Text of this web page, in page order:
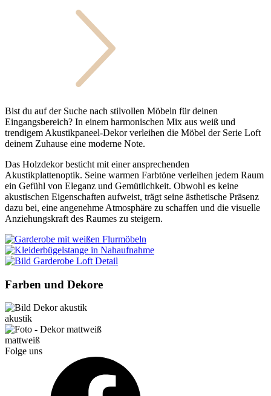
Bist du auf der Suche nach stilvollen Möbeln für deinen
Eingangsbereich? In einem harmonischen Mix aus weiß und
trendigem Akustikpaneel-Dekor verleihen die Möbel der Serie Loft
deinem Zuhause eine moderne Note.
Das Holzdekor besticht mit einer ansprechenden
Akustikplattenoptik. Seine warmen Farbtöne verleihen jedem Raum
ein Gefühl von Eleganz und Gemütlichkeit. Obwohl es keine
akustischen Eigenschaften aufweist, trägt seine ästhetische Präsenz
dazu bei, eine angenehme Atmosphäre zu schaffen und die visuelle
Anziehungskraft des Raumes zu steigern.
Farben und Dekore
akustik
mattweiß
Folge uns